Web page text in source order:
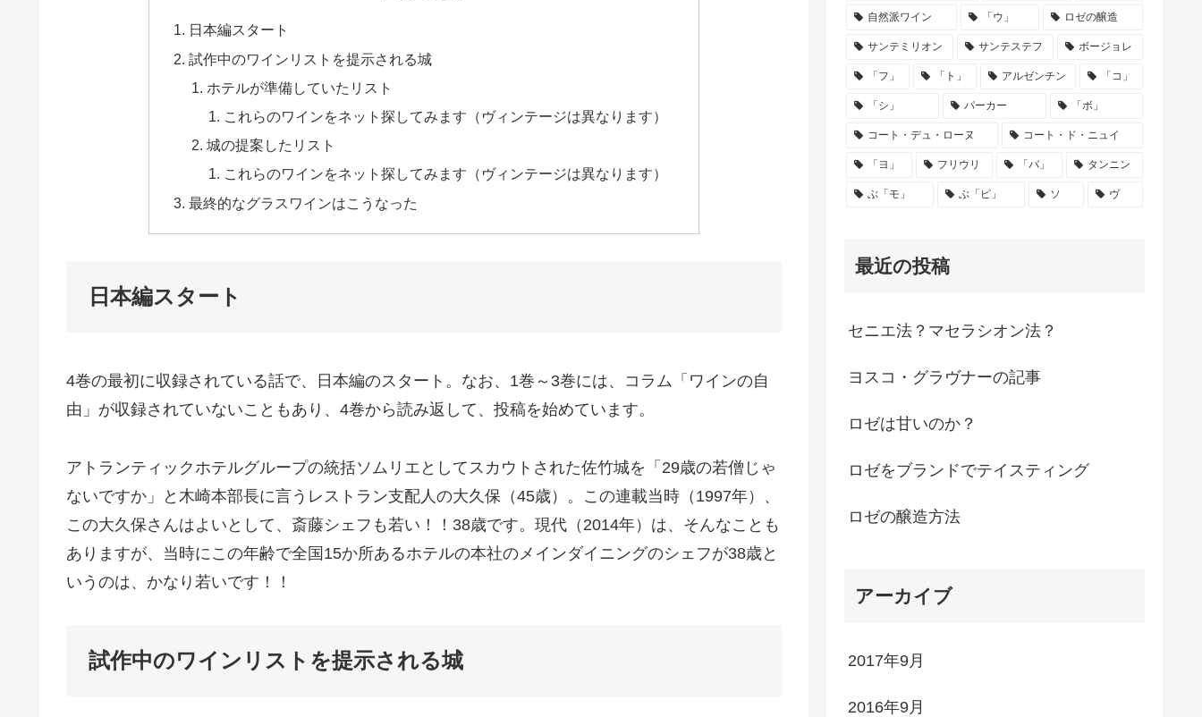
日本編スタート
試作中のワインリストを提示される城
ホテルが準備していたリスト
これらのワインをネット探してみます（ヴィンテージは異なります）
城の提案したリスト
これらのワインをネット探してみます（ヴィンテージは異なります）
最終的なグラスワインはこうなった
日本編スタート
4巻の最初に収録されている話で、日本編のスタート。なお、1巻～3巻には、コラム「ワインの自
由」が収録されていないこともあり、4巻から読み返して、投稿を始めています。
アトランティックホテルグループの統括ソムリエとしてスカウトされた佐竹城を「29歳の若僧じゃ
ないですか」と木崎本部長に言うレストラン支配人の大久保（45歳）。この連載当時（1997年）、
この大久保さんはよいとして、斎藤シェフも若い！！38歳です。現代（2014年）は、そんなことも
ありますが、当時にこの年齢で全国15か所あるホテルの本社のメインダイニングのシェフが38歳と
いうのは、かなり若いです！！
試作中のワインリストを提示される城
自然派ワイン 「ウ」 ロゼの醸造
サンテミリオン サンテステフ ボージョレ
「フ」 「ト」 アルゼンチン 「コ」
「シ」 パーカー 「ボ」
コート・デュ・ローヌ コート・ド・ニュイ
「ヨ」 フリウリ 「バ」 タンニン
ぶ「モ」 ぶ「ピ」 ソ ヴ
最近の投稿
セニエ法？マセラシオン法？
ヨスコ・グラヴナーの記事
ロゼは甘いのか？
ロゼをブランドでテイスティング
ロゼの醸造方法
アーカイブ
2017年9月
2016年9月